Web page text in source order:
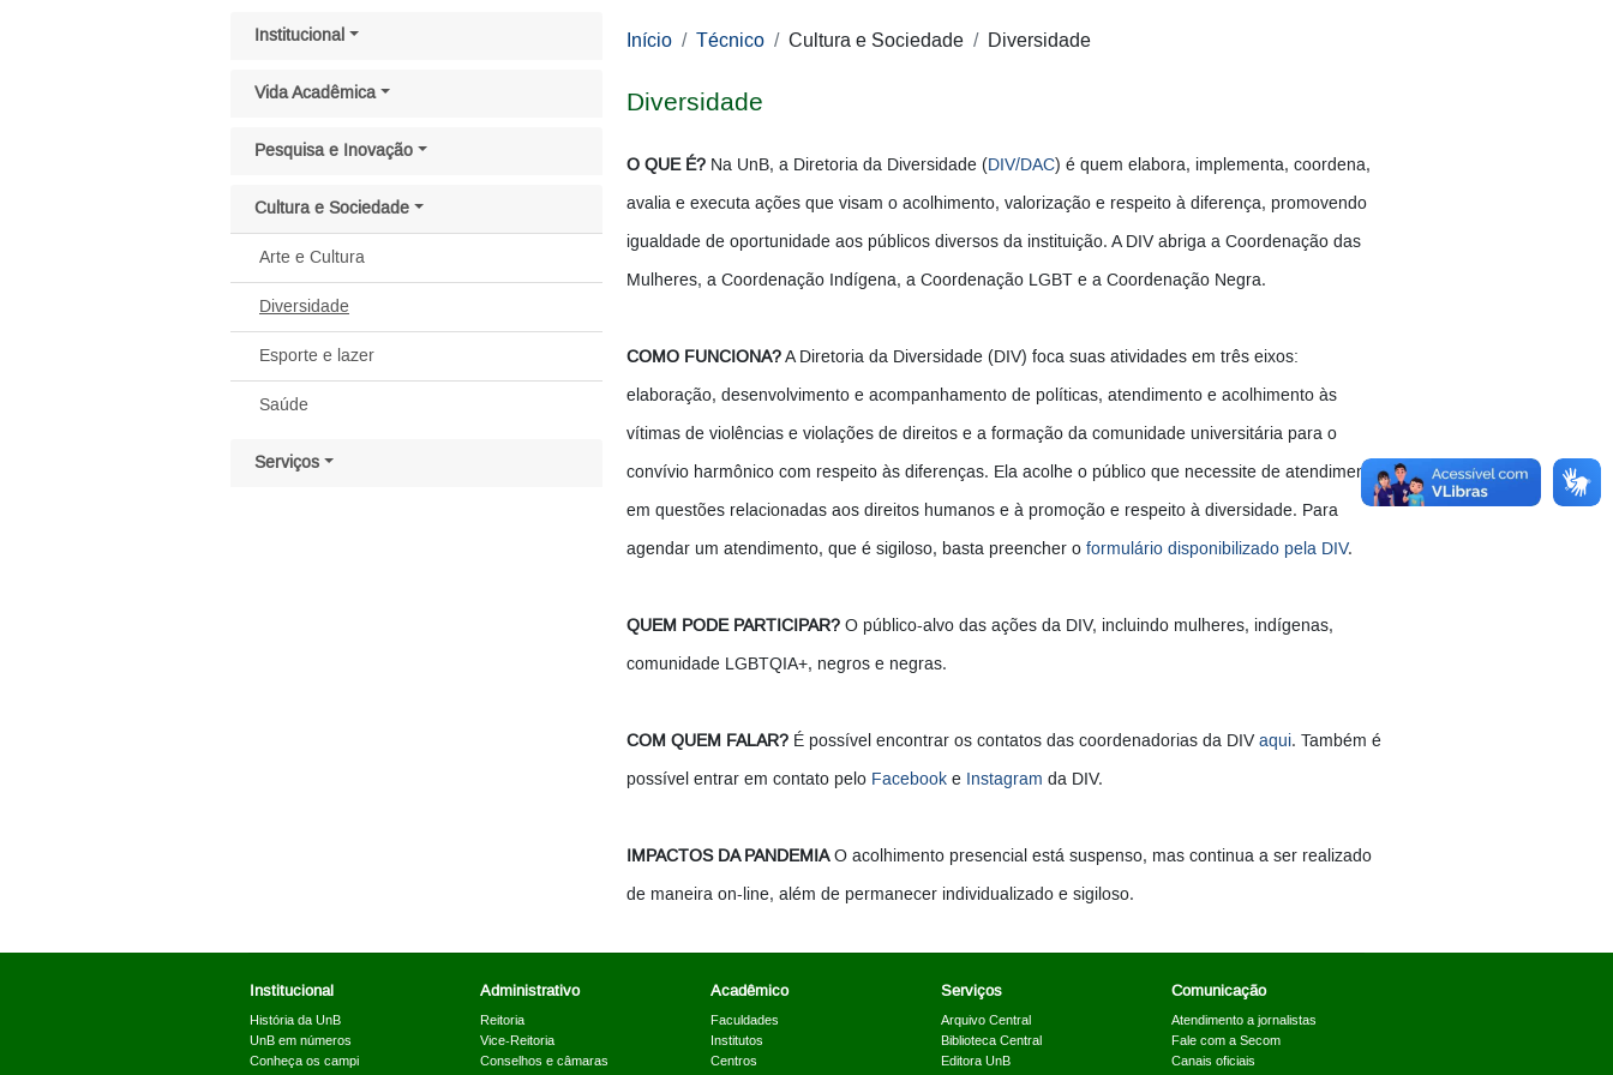
Institucional
Vida Acadêmica
Pesquisa e Inovação
Cultura e Sociedade
Arte e Cultura
Diversidade
Esporte e lazer
Saúde
Serviços
Início Técnico Cultura e Sociedade Diversidade
Diversidade
O QUE É?Na UnB, a Diretoria da Diversidade (DIV/DAC) é quem elabora, implementa, coordena,
avalia e executa ações que visam o acolhimento, valorização e respeito à diferença, promovendo
igualdade de oportunidade aos públicos diversos da instituição. A DIV abriga a Coordenação das
Mulheres, a Coordenação Indígena, a Coordenação LGBT e a Coordenação Negra.
COMO FUNCIONA?A Diretoria da Diversidade (DIV) foca suas atividades em três eixos:
elaboração, desenvolvimento e acompanhamento de políticas, atendimento e acolhimento às
vítimas de violências e violações de direitos e a formação da comunidade universitária para o
convívio harmônico com respeito às diferenças. Ela acolhe o público que necessite de atendimento
em questões relacionadas aos direitos humanos e à promoção e respeito à diversidade. Para
agendar um atendimento, que é sigiloso, basta preencher o formulário disponibilizado pela DIV.
QUEM PODE PARTICIPAR?O público-alvo das ações da DIV, incluindo mulheres, indígenas,
comunidade LGBTQIA+, negros e negras.
COM QUEM FALAR?É possível encontrar os contatos das coordenadorias da DIV aqui. Também é
possível entrar em contato pelo Facebooke Instagram da DIV.
IMPACTOS DA PANDEMIAO acolhimento presencial está suspenso, mas continua a ser realizado
de maneira on-line, além de permanecer individualizado e sigiloso.
Institucional
História da UnB
UnB em números
Conheça os campi
Administrativo
Reitoria
Vice-Reitoria
Conselhos e câmaras
Acadêmico
Faculdades
Institutos
Centros
Serviços
Arquivo Central
Biblioteca Central
Editora UnB
Comunicação
Atendimento a jornalistas
Fale com a Secom
Canais oficiais